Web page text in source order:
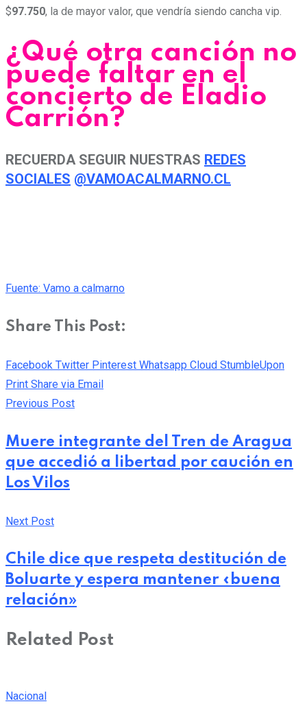
$97.750, la de mayor valor, que vendría siendo cancha vip.
¿Qué otra canción no
puede faltar en el
concierto de Eladio
Carrión?
RECUERDA SEGUIR NUESTRAS REDES
SOCIALES @VAMOACALMARNO.CL
Fuente: Vamo a calmarno
Share This Post:
Facebook Twitter Pinterest Whatsapp Cloud StumbleUpon
Print Share via Email
Previous Post
Muere integrante del Tren de Aragua
que accedió a libertad por caución en
Los Vilos
Next Post
Chile dice que respeta destitución de
Boluarte y espera mantener «buena
relación»
Related Post
Nacional